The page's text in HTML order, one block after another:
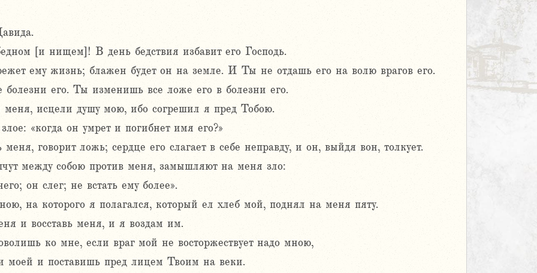
[и нищем]! В день бедствия избавит его Господь.
ему жизнь; блажен будет он на земле. И Ты не отдашь его на волю врагов его.
болезни его. Ты изменишь все ложе его в болезни его.
меня, исцели душу мою, ибо согрешил я пред Тобою.
«когда он умрет и погибнет имя его?»
говорит ложь; сердце его слагает в себе неправду, и он, выйдя вон, толкует.
между собою против меня, замышляют на меня зло:
он слег; не встать ему более».
на которого я полагался, который ел хлеб мой, поднял на меня пяту.
и восставь меня, и я воздам им.
ко мне, если враг мой не восторжествует надо мною,
моей и поставишь пред лицем Твоим на веки.